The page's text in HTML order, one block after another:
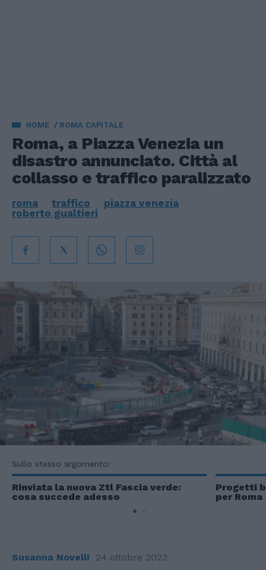
HOME ROMA CAPITALE
Roma, a Piazza Venezia un
disastro annunciato. Città al
collasso e traffico paralizzato
roma traffico
piazza venezia
roberto gualtieri
Sullo stesso argomento:
Rinviata la nuova Ztl Fascia verde:
cosa succede adesso
Progetti
per Roma
Susanna Novelli 24 ottobre 2023